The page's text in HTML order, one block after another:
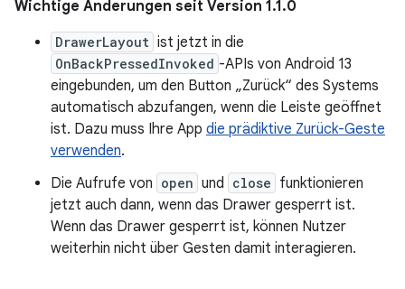
Wichtige Änderungen seit Version 1.1.0
DrawerLayout ist jetzt in die
OnBackPressedInvoked -APIs von Android 13
eingebunden, um den Button „Zurück“ des Systems
automatisch abzufangen, wenn die Leiste geöffnet
ist. Dazu muss Ihre App die prädiktive Zurück-Geste
verwenden.
Die Aufrufe von open und close funktionieren
jetzt auch dann, wenn das Drawer gesperrt ist.
Wenn das Drawer gesperrt ist, können Nutzer
weiterhin nicht über Gesten damit interagieren.